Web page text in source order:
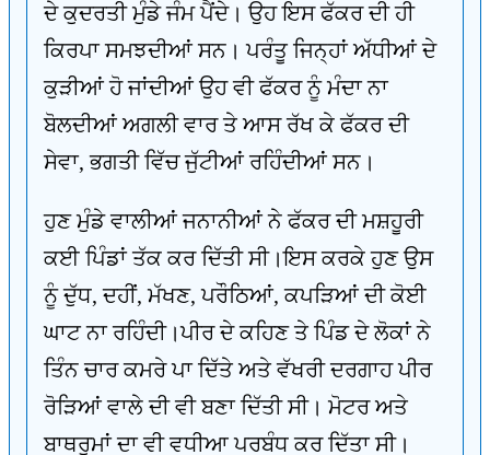
ਦੇ ਕੁਦਰਤੀ ਮੁੰਡੇ ਜੰਮ ਪੈਂਦੇ। ਉਹ ਇਸ ਫੱਕਰ ਦੀ ਹੀ
ਕਿਰਪਾ ਸਮਝਦੀਆਂ ਸਨ। ਪਰੰਤੂ ਜਿਨ੍ਹਾਂ ਅੱਧੀਆਂ ਦੇ
ਕੁੜੀਆਂ ਹੋ ਜਾਂਦੀਆਂ ਉਹ ਵੀ ਫੱਕਰ ਨੂੰ ਮੰਦਾ ਨਾ
ਬੋਲਦੀਆਂ ਅਗਲੀ ਵਾਰ ਤੇ ਆਸ ਰੱਖ ਕੇ ਫੱਕਰ ਦੀ
ਸੇਵਾ, ਭਗਤੀ ਵਿੱਚ ਜੁੱਟੀਆਂ ਰਹਿੰਦੀਆਂ ਸਨ।
ਹੁਣ ਮੁੰਡੇ ਵਾਲੀਆਂ ਜਨਾਨੀਆਂ ਨੇ ਫੱਕਰ ਦੀ ਮਸ਼ਹੂਰੀ
ਕਈ ਪਿੰਡਾਂ ਤੱਕ ਕਰ ਦਿੱਤੀ ਸੀ।ਇਸ ਕਰਕੇ ਹੁਣ ਉਸ
ਨੂੰ ਦੁੱਧ, ਦਹੀਂ, ਮੱਖਣ, ਪਰੌਠਿਆਂ, ਕਪੜਿਆਂ ਦੀ ਕੋਈ
ਘਾਟ ਨਾ ਰਹਿੰਦੀ।ਪੀਰ ਦੇ ਕਹਿਣ ਤੇ ਪਿੰਡ ਦੇ ਲੋਕਾਂ ਨੇ
ਤਿੰਨ ਚਾਰ ਕਮਰੇ ਪਾ ਦਿੱਤੇ ਅਤੇ ਵੱਖਰੀ ਦਰਗਾਹ ਪੀਰ
ਰੋੜਿਆਂ ਵਾਲੇ ਦੀ ਵੀ ਬਣਾ ਦਿੱਤੀ ਸੀ। ਮੋਟਰ ਅਤੇ
ਬਾਥਰੂਮਾਂ ਦਾ ਵੀ ਵਧੀਆ ਪਰਬੰਧ ਕਰ ਦਿੱਤਾ ਸੀ।